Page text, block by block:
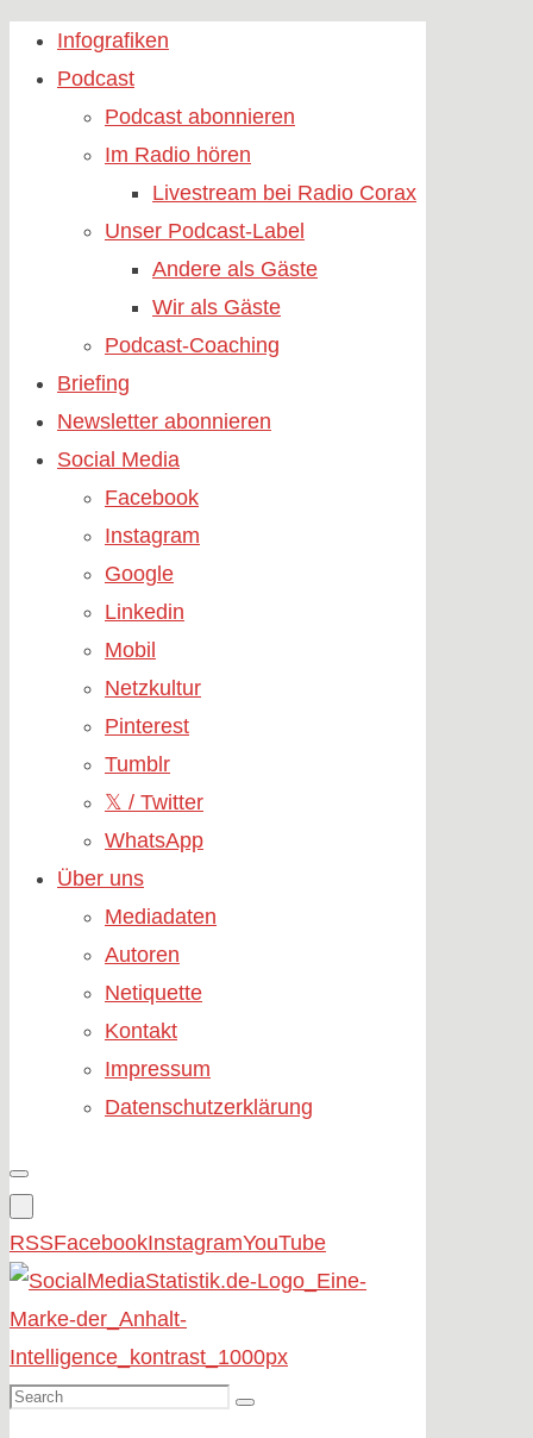
Skip
Infografiken
Podcast
Podcast abonnieren
Im Radio hören
Livestream bei Radio Corax
Unser Podcast-Label
Andere als Gäste
Wir als Gäste
Podcast-Coaching
Briefing
Newsletter abonnieren
Social Media
Facebook
Instagram
Google
Linkedin
Mobil
Netzkultur
Pinterest
Tumblr
𝕏 / Twitter
WhatsApp
Über uns
Mediadaten
Autoren
Netiquette
Kontakt
Impressum
Datenschutzerklärung
RSSFacebookInstagramYouTube
Search
Search